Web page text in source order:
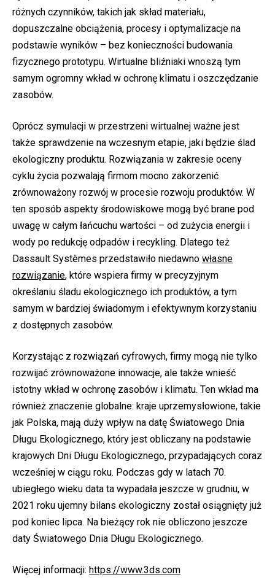
różnych czynników, takich jak skład materiału,
dopuszczalne obciążenia, procesy i optymalizacje na
podstawie wyników – bez konieczności budowania
fizycznego prototypu. Wirtualne bliźniaki wnoszą tym
samym ogromny wkład w ochronę klimatu i oszczędzanie
zasobów.
Oprócz symulacji w przestrzeni wirtualnej ważne jest
także sprawdzenie na wczesnym etapie, jaki będzie ślad
ekologiczny produktu. Rozwiązania w zakresie oceny
cyklu życia pozwalają firmom mocno zakorzenić
zrównoważony rozwój w procesie rozwoju produktów. W
ten sposób aspekty środowiskowe mogą być brane pod
uwagę w całym łańcuchu wartości – od zużycia energii i
wody po redukcję odpadów i recykling. Dlatego też
Dassault Systèmes przedstawiło niedawno własne
rozwiązanie, które wspiera firmy w precyzyjnym
określaniu śladu ekologicznego ich produktów, a tym
samym w bardziej świadomym i efektywnym korzystaniu
z dostępnych zasobów.
Korzystając z rozwiązań cyfrowych, firmy mogą nie tylko
rozwijać zrównoważone innowacje, ale także wnieść
istotny wkład w ochronę zasobów i klimatu. Ten wkład ma
również znaczenie globalne: kraje uprzemysłowione, takie
jak Polska, mają duży wpływ na datę Światowego Dnia
Długu Ekologicznego, który jest obliczany na podstawie
krajowych Dni Długu Ekologicznego, przypadających coraz
wcześniej w ciągu roku. Podczas gdy w latach 70.
ubiegłego wieku data ta wypadała jeszcze w grudniu, w
2021 roku ujemny bilans ekologiczny został osiągnięty już
pod koniec lipca. Na bieżący rok nie obliczono jeszcze
daty Światowego Dnia Długu Ekologicznego.
Więcej informacji: https://www.3ds.com